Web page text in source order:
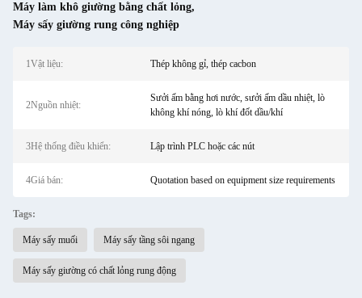
Máy làm khô giường bằng chất lỏng,
Máy sấy giường rung công nghiệp
1Vật liệu: Thép không gỉ, thép cacbon
2Nguồn nhiệt:
Sưởi ấm bằng hơi nước, sưởi ấm dầu nhiệt, lò
không khí nóng, lò khí đốt dầu/khí
3Hệ thống điều khiển: Lập trình PLC hoặc các nút
4Giá bán: Quotation based on equipment size requirements
Tags:
Máy sấy muối Máy sấy tầng sôi ngang
Máy sấy giường có chất lỏng rung động